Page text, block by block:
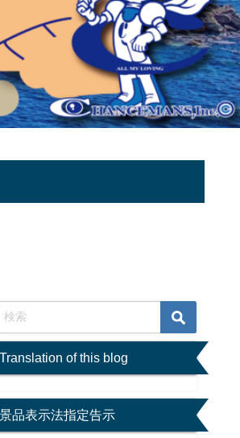
Translation of this blog
景品表示法指定告示